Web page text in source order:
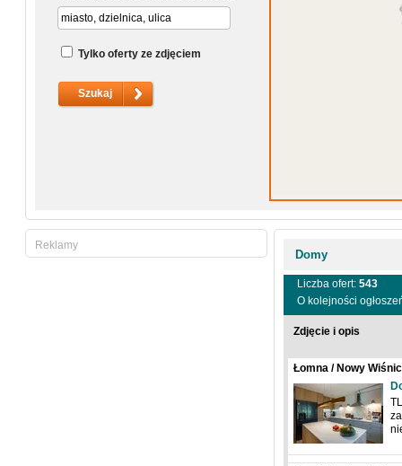
Tylko oferty ze zdjęciem
Domy
Liczba ofert: 543
O kolejności
Zdjęcie i opis
Łomna / Nowy
Reklamy